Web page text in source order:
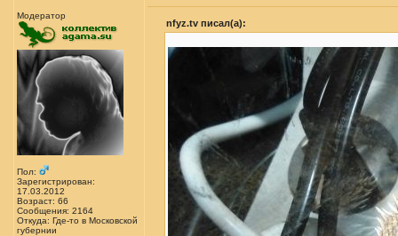
Модератор
Пол:
Зарегистрирован:
17.03.2012
Возраст: 66
Сообщения: 2164
Откуда: Где-то в Московской
губернии
nfyz.tv писал(а):